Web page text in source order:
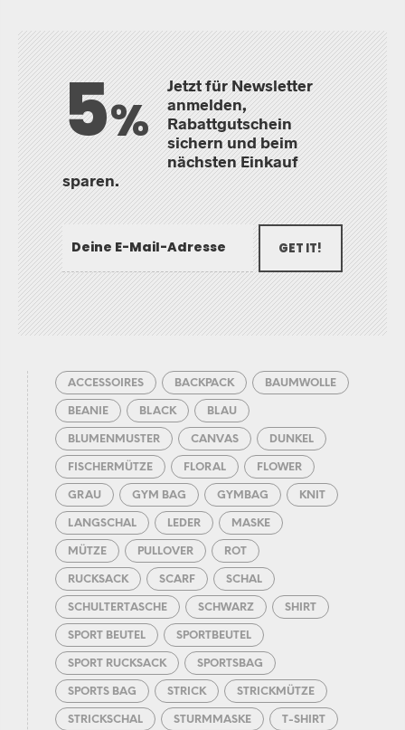
5%
Jetzt für Newsletter
anmelden,
Rabattgutschein
sichern und beim
nächsten Einkauf
sparen.
GET IT!
ACCESSOIRES BACKPACK BAUMWOLLE
BEANIE BLACK BLAU
BLUMENMUSTER CANVAS DUNKEL
FISCHERMÜTZE FLORAL FLOWER
GRAU GYM BAG GYMBAG KNIT
LANGSCHAL LEDER MASKE
MÜTZE PULLOVER ROT
RUCKSACK SCARF SCHAL
SCHULTERTASCHE SCHWARZ SHIRT
SPORT BEUTEL SPORTBEUTEL
SPORT RUCKSACK SPORTSBAG
SPORTS BAG STRICK STRICKMÜTZE
STRICKSCHAL STURMMASKE T-SHIRT